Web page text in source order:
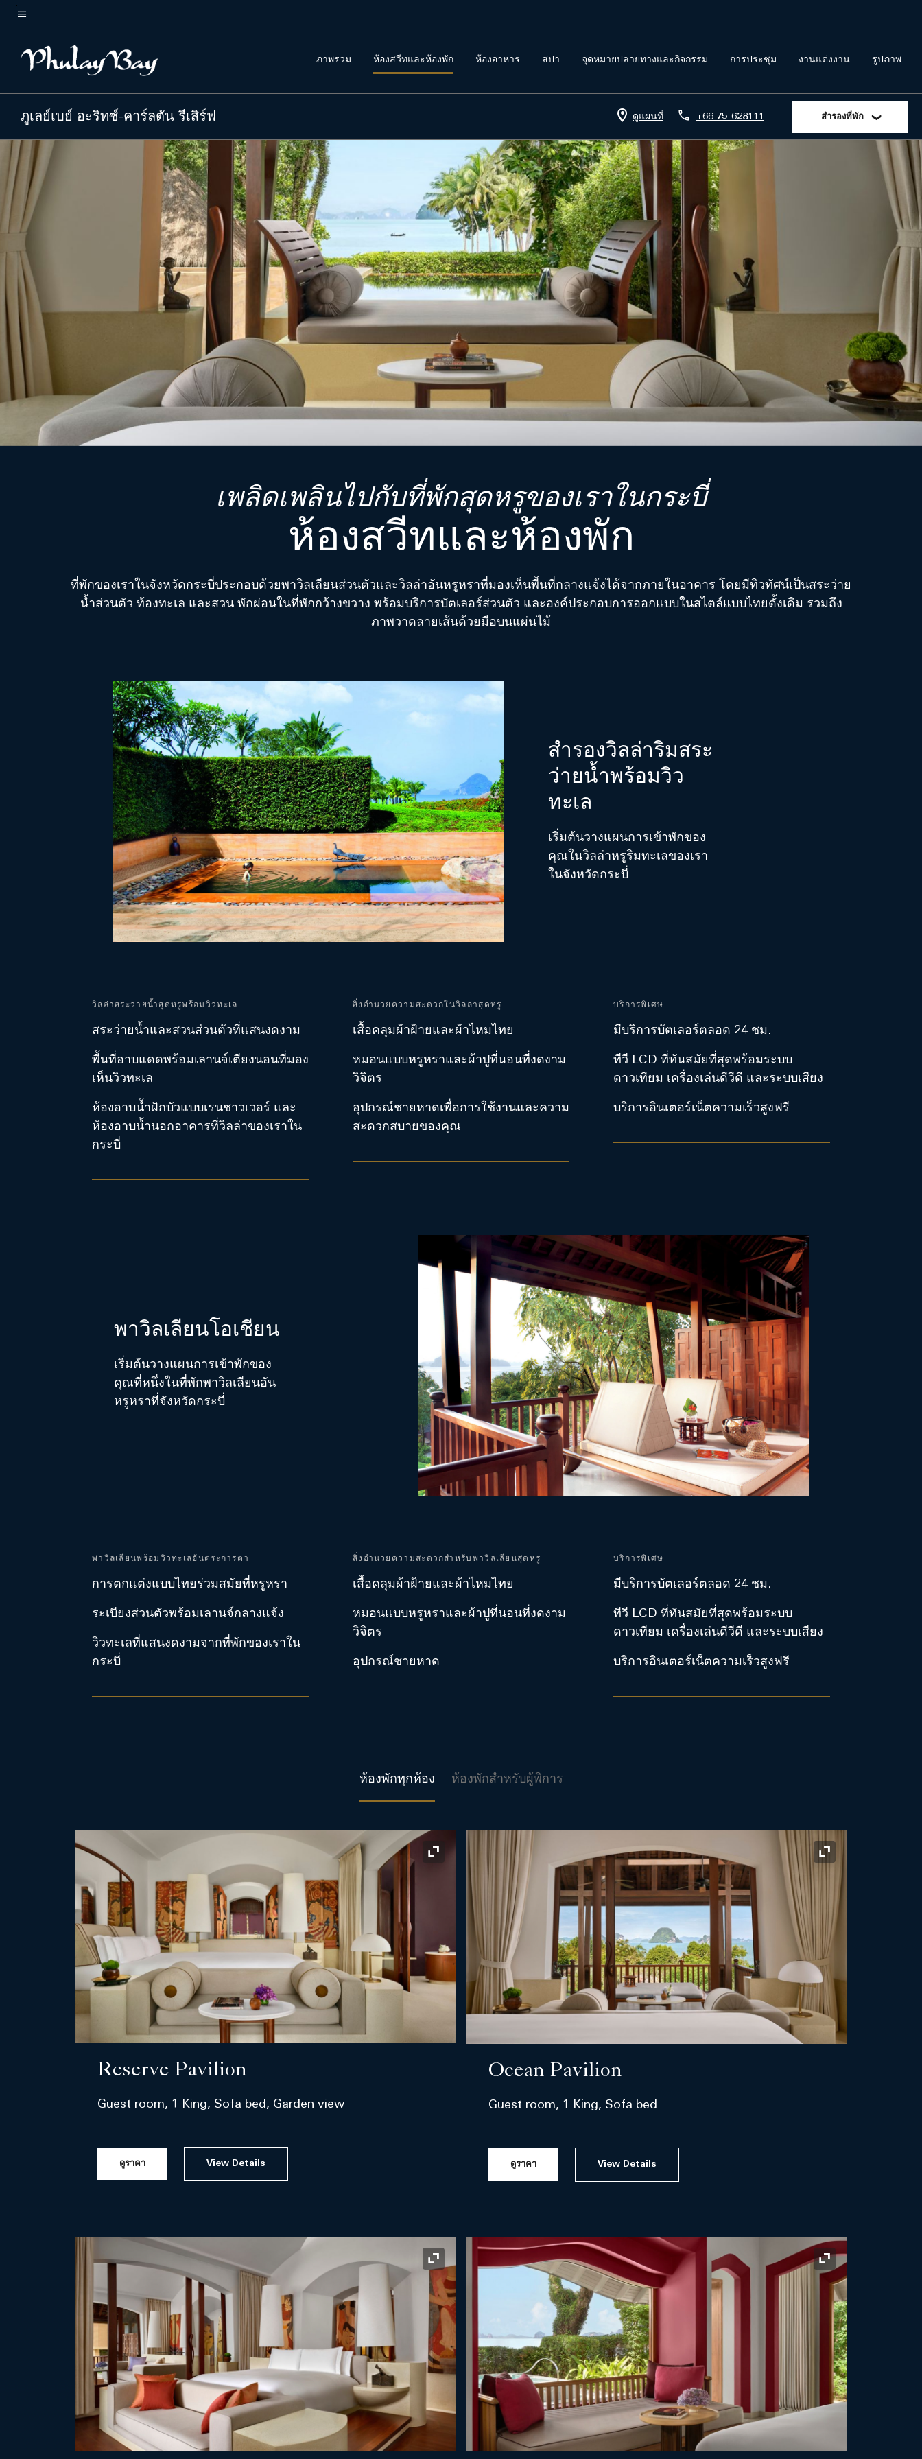
Skip
main
content
ภาพรวม ห้องสวีทและห้องพัก ห้องอาหาร สปา จุดหมายปลายทางและกิจกรรม การประชุม งานแต่งงาน รูปภาพ
ภูเลย์เบย์ อะริทซ์-คาร์ลตัน รีเสิร์ฟ ดูแผนที่ +66 75-628111 สำรองที่พัก
เพลิดเพลินไปกับที่พักสุดหรูของเราในกระบี่
ห้องสวีทและห้องพัก
ที่พักของเราในจังหวัดกระบี่ประกอบด้วยพาวิลเลียนส่วนตัวและวิลล่าอันหรูหราที่มองเห็นพื้นที่กลางแจ้งได้จากภายในอาคาร โดยมีทิวทัศน์เป็นสระว่าย
น้ำส่วนตัว ท้องทะเล และสวน พักผ่อนในที่พักกว้างขวาง พร้อมบริการบัตเลอร์ส่วนตัว และองค์ประกอบการออกแบบในสไตล์แบบไทยดั้งเดิม รวมถึง
ภาพวาดลายเส้นด้วยมือบนแผ่นไม้
สำรองวิลล่าริมสระ
ว่ายน้ำพร้อมวิว
ทะเล
เริ่มต้นวางแผนการเข้าพักของ
คุณในวิลล่าหรูริมทะเลของเรา
ในจังหวัดกระบี่
วิลล่าสระว่ายน้ำสุดหรูพร้อมวิวทะเล
สระว่ายน้ำและสวนส่วนตัวที่แสนงดงาม
พื้นที่อาบแดดพร้อมเลานจ์เตียงนอนที่มอง
เห็นวิวทะเล
ห้องอาบน้ำฝักบัวแบบเรนชาวเวอร์ และ
ห้องอาบน้ำนอกอาคารที่วิลล่าของเราใน
กระบี่
สิ่งอำนวยความสะดวกในวิลล่าสุดหรู
เสื้อคลุมผ้าฝ้ายและผ้าไหมไทย
หมอนแบบหรูหราและผ้าปูที่นอนที่งดงาม
วิจิตร
อุปกรณ์ชายหาดเพื่อการใช้งานและความ
สะดวกสบายของคุณ
บริการพิเศษ
มีบริการบัตเลอร์ตลอด 24 ชม.
ทีวี LCD ที่ทันสมัยที่สุดพร้อมระบบ
ดาวเทียม เครื่องเล่นดีวีดี และระบบเสียง
บริการอินเตอร์เน็ตความเร็วสูงฟรี
พาวิลเลียนโอเชียน
เริ่มต้นวางแผนการเข้าพักของ
คุณที่หนึ่งในที่พักพาวิลเลียนอัน
หรูหราที่จังหวัดกระบี่
พาวิลเลียนพร้อมวิวทะเลอันตระการตา
การตกแต่งแบบไทยร่วมสมัยที่หรูหรา
ระเบียงส่วนตัวพร้อมเลานจ์กลางแจ้ง
วิวทะเลที่แสนงดงามจากที่พักของเราใน
กระบี่
สิ่งอำนวยความสะดวกสำหรับพาวิลเลียนสุดหรู
เสื้อคลุมผ้าฝ้ายและผ้าไหมไทย
หมอนแบบหรูหราและผ้าปูที่นอนที่งดงาม
วิจิตร
อุปกรณ์ชายหาด
บริการพิเศษ
มีบริการบัตเลอร์ตลอด 24 ชม.
ทีวี LCD ที่ทันสมัยที่สุดพร้อมระบบ
ดาวเทียม เครื่องเล่นดีวีดี และระบบเสียง
บริการอินเตอร์เน็ตความเร็วสูงฟรี
ห้องพักทุกห้อง ห้องพักสำหรับผู้พิการ
ไอคอนขยาย
Reserve Pavilion
Guest room, 1 King, Sofa bed, Garden view
ดูราคา View Details
ไอคอนขยาย
Ocean Pavilion
Guest room, 1 King, Sofa bed
ดูราคา View Details
ไอคอนขยาย ไอคอนขยาย